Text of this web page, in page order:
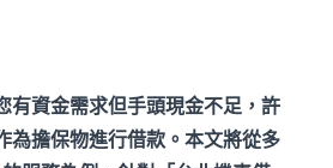
有資金需求但手頭現金不足，許
為擔保物進行借款。本文將從多